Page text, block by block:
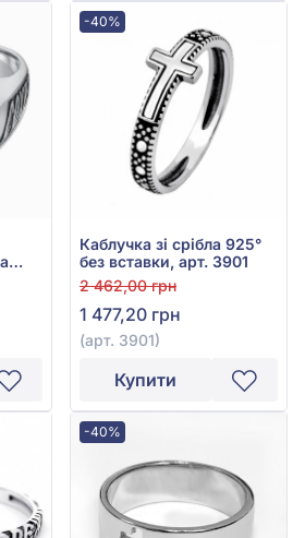
-40%
Каблучка зі срібла 925°
без вставки, арт. 3901
2 462,00 грн
1 477,20 грн
(арт. 3901)
Купити
-40%